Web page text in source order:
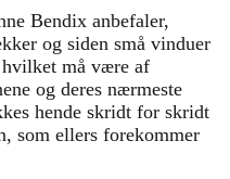
Bendix anbefaler,
og siden små vinduer
må være af
og deres nærmeste
hende skridt for skridt
som ellers forekommer